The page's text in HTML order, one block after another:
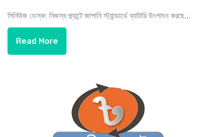
সিনিউজ ডেস্ক: নিজস্ব প্ল্যান্টে জাপানি স্ট্যান্ডার্ডে ব্যাটারি উৎপাদন করছে...
Read More